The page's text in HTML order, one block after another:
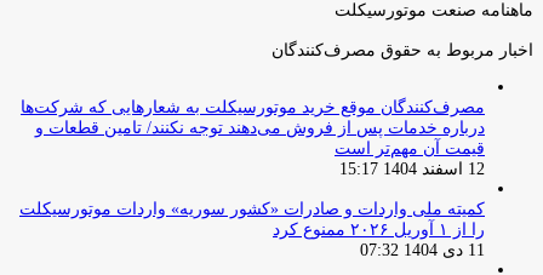
ماهنامه صنعت موتورسیکلت
اخبار مربوط به حقوق مصرف‌کنندگان
مصرف‌کنندگان موقع خرید موتورسیکلت به شعارهایی که شرکت‌ها
درباره خدمات پس از فروش می‌دهند توجه نکنند/ تامین قطعات و
قیمت آن مهم‌تر است
12 اسفند 1404 15:17
کمیته ملی واردات و صادرات «کشور سوریه» واردات موتورسیکلت
را از ۱ آوریل ۲۰۲۶ ممنوع کرد
11 دی 1404 07:32